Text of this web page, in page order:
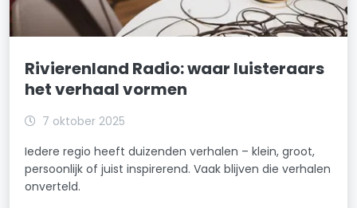
Rivierenland Radio: waar luisteraars
het verhaal vormen
7 oktober 2025
Iedere regio heeft duizenden verhalen – klein, groot,
persoonlijk of juist inspirerend. Vaak blijven die verhalen
onverteld.